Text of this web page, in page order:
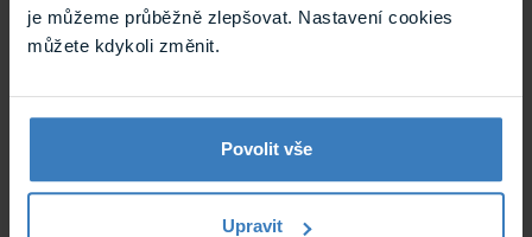
je můžeme průběžně zlepšovat. Nastavení cookies
můžete kdykoli změnit.
Povolit vše
Upravit
CAR600-D Měnič napětí z 12V na 230V, USB,
600W, displej
12V (dodávka a osobní vozidla), pro napájení malých ...
Na cestě
CAR600-D